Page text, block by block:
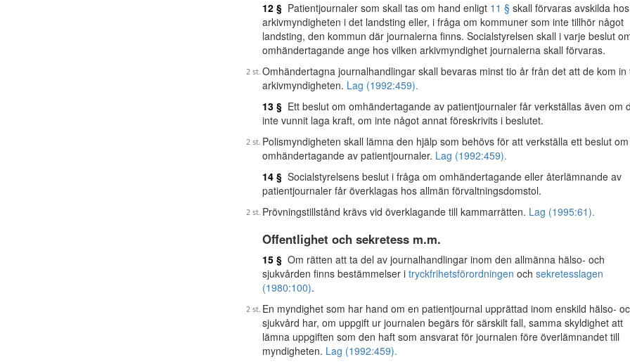
12 § Patientjournaler som skall tas om hand enligt 11 § skall förvaras avskilda hos
arkivmyndigheten i det landsting eller, i fråga om kommuner som inte tillhör något
landsting, den kommun där journalerna finns. Socialstyrelsen skall i varje beslut
omhändertagande ange hos vilken arkivmyndighet journalerna skall förvaras.
Omhändertagna journalhandlingar skall bevaras minst tio år från det att de kom in
arkivmyndigheten. Lag (1992:459).
13 § Ett beslut om omhändertagande av patientjournaler får verkställas även om
inte vunnit laga kraft, om inte något annat föreskrivits i beslutet.
Polismyndigheten skall lämna den hjälp som behövs för att verkställa ett beslut om
omhändertagande av patientjournaler. Lag (1992:459).
14 § Socialstyrelsens beslut i fråga om omhändertagande eller återlämnande av
patientjournaler får överklagas hos allmän förvaltningsdomstol.
Prövningstillstånd krävs vid överklagande till kammarrätten. Lag (1995:61).
Offentlighet och sekretess m.m.
15 § Om rätten att ta del av journalhandlingar inom den allmänna hälso- och
sjukvården finns bestämmelser i tryckfrihetsförordningen och sekretesslagen
(1980:100).
En myndighet som har hand om en patientjournal upprättad inom enskild hälso-
sjukvård har, om uppgift ur journalen begärs för särskilt fall, samma skyldighet att
lämna uppgiften som den haft som ansvarat för journalen före överlämnandet till
myndigheten. Lag (1992:459).